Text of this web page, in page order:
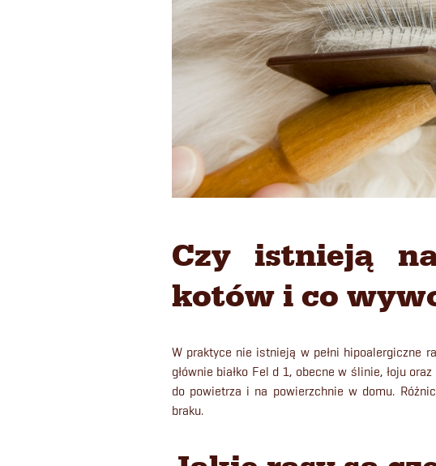
Czy istnieją
kotów i co
W praktyce nie istnieją w pełni hipoalergiczne
głównie białko Fel d 1, obecne w ślinie, łoju
do powietrza i na powierzchnie w domu.
braku.